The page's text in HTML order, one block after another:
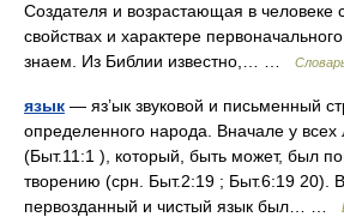
Создателя и возрастающая в человеке
свойствах и характере
знаем. Из Библии известно,… …
язык — яз’ык звуковой и письменный
определенного народа. Вначале у
(Быт.11:1 ), который, быть может, был
творению (срн. Быт.2:19 ; Быт.6:19 20).
первозданный и чистый язык был… …